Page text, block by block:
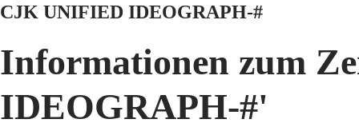
CJK UNIFIED IDEOGRAPH-#
Informationen zum
IDEOGRAPH-#'